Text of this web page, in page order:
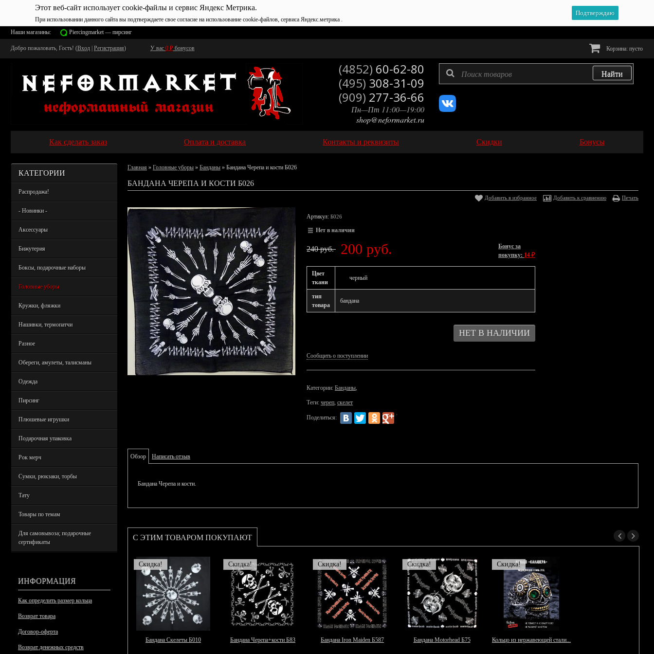
Этот веб-сайт использует cookie-файлы и сервис Яндекс Метрика.
При использовании данного сайта вы подтверждаете свое согласие на использование cookie-файлов, сервиса Яндекс.метрика .
Подтверждаю
Наши магазины: Piercingmarket — пирсинг
Добро пожаловать, Гость! (Вход Регистрация) У вас 0 ₽ бонусов Корзина: пусто
(4852) 60-62-80
(495) 308-31-09
(909) 277-36-66
Пн—Пт 11:00—19:00
shop@neformarket.ru
Как сделать заказ Оплата и доставка Контакты и реквизиты Скидки Бонусы
КАТЕГОРИИ
Распродажа!
- Новинки -
Аксессуары
Бижутерия
Боксы, подарочные наборы
Головные уборы
Кружки, фляжки
Нашивки, термопатчи
Разное
Обереги, амулеты, талисманы
Одежда
Пирсинг
Плюшевые игрушки
Подарочная упаковка
Рок мерч
Сумки, рюкзаки, торбы
Тату
Товары по темам
Для самовывоза; подарочные
сертификаты
ИНФОРМАЦИЯ
Как определить размер кольца
Возврат товара
Договор-оферта
Возврат денежных средств
Главная » Головные уборы » Банданы » Бандана Черепа и кости Б026
БАНДАНА ЧЕРЕПА И КОСТИ Б026
Добавить в избранное Добавить к сравнению Печать
Артикул: Б026
Нет в наличии
240 руб. 200 руб.
Бонус за
покупку: 14 ₽
Цвет
ткани
черный
тип
товара
бандана
Сообщить о поступлении
Категории: Банданы,
Теги: череп, скелет
Поделиться:
Обзор Написать отзыв
Бандана Черепа и кости.
С ЭТИМ ТОВАРОМ ПОКУПАЮТ
Скидка!
Бандана Скелеты Б010
Скидка!
Бандана Черепа+кости Б83
Скидка!
Бандана Iron Maiden Б587
Скидка!
Бандана Motorhead Б75
Скидка!
Кольцо из нержавеющей стали...